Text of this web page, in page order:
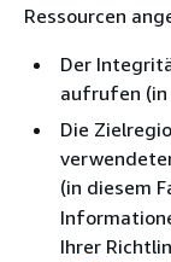
Ressourcen
Der
aufrufen (in
Die
(in diesem
Ihrer